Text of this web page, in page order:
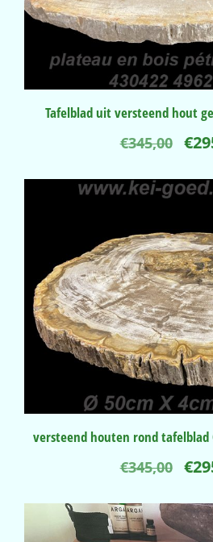
Tafelblad uit versteend hout
€345,00 €
versteend houten rond tafelblad
€345,00 €